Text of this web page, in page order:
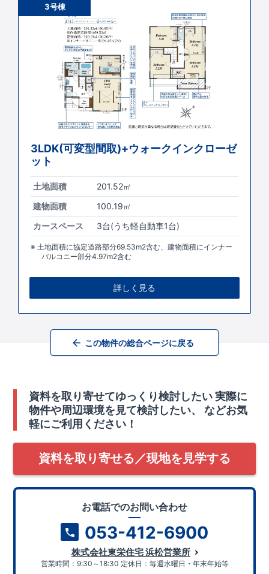
3号棟
3LDK(可変型間取)+ウォークインクローゼ
ット
土地面積
201.52㎡
建物面積
100.19㎡
カースペース
3台(うち軽自動車1台)
土地面積に協定道路部分69.53m2含む、建物面積にインナー
バルコニー部分4.97m2含む
詳しく見る
この物件の総合ページに戻る
資料を取り寄せてゆっくり検討したい実際に
物件や周辺環境を見て検討したい、
などお気
軽にご利用ください！
資料を取り寄せる／現地を見学する
お電話でのお問い合わせ
053-412-6900
株式会社東栄住宅 浜松営業所
営業時間：9:30～18:30 定休日：毎週水曜日・年末年始等